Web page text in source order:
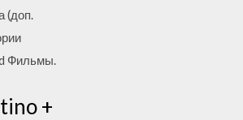
(доп.
Фильмы.
+